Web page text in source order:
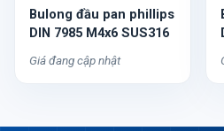
Bulong đầu pan phillips
DIN 7985 M4x6 SUS316
Giá đang cập nhật